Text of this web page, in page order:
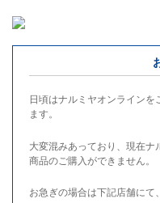
日頃はナルミヤオンライン
ます。
大変混みあっており、現在ナ
商品のご購入ができません。
お急ぎの場合は下記店舗にて